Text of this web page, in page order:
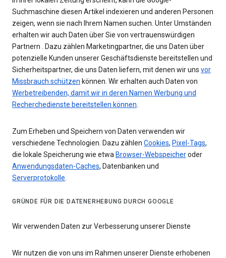
Suchmaschine diesen Artikel indexieren und anderen Personen
zeigen, wenn sie nach Ihrem Namen suchen. Unter Umständen
erhalten wir auch Daten über Sie von vertrauenswürdigen
Partnern . Dazu zählen Marketingpartner, die uns Daten über
potenzielle Kunden unserer Geschäftsdienste bereitstellen und
Sicherheitspartner, die uns Daten liefern, mit denen wir uns vor
Missbrauch schützen können. Wir erhalten auch Daten von
Werbetreibenden, damit wir in deren Namen Werbung und
Recherchedienste bereitstellen können.
Zum Erheben und Speichern von Daten verwenden wir
verschiedene Technologien. Dazu zählen Cookies, Pixel-Tags,
die lokale Speicherung wie etwa Browser-Webspeicheroder
Anwendungsdaten-Caches, Datenbanken und
Serverprotokolle.
GRÜNDE FÜR DIE DATENERHEBUNG DURCH GOOGLE
Wir verwenden Daten zur Verbesserung unserer Dienste
Wir nutzen die von uns im Rahmen unserer Dienste erhobenen